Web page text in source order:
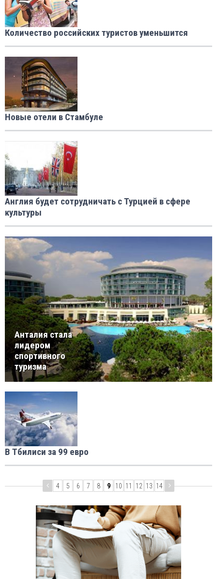
Количество российских туристов уменьшится
Новые отели в Стамбуле
Англия будет сотрудничать с Турцией в сфере
культуры
Анталия стала
лидером
спортивного
туризма
В Тбилиси за 99 евро
4 5 6 7 8 9 10 11 12 13 14